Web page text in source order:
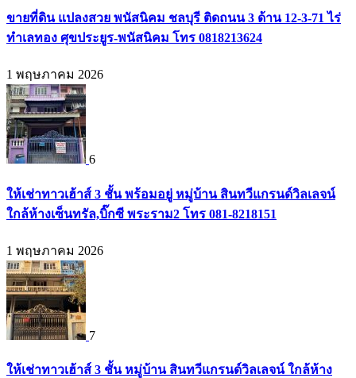
ขายที่ดิน แปลงสวย พนัสนิคม ชลบุรี ติดถนน 3 ด้าน 12-3-71 ไร่
ทำเลทอง ศุขประยูร-พนัสนิคม โทร 0818213624
1 พฤษภาคม 2026
6
ให้เช่าทาวเฮ้าส์ 3 ชั้น พร้อมอยู่ หมู่บ้าน สินทวีแกรนด์วิลเลจน์
ใกล้ห้างเซ็นทรัล,บิ๊กซี พระราม2 โทร 081-8218151
1 พฤษภาคม 2026
7
ให้เช่าทาวเฮ้าส์ 3 ชั้น หมู่บ้าน สินทวีแกรนด์วิลเลจน์ ใกล้ห้าง